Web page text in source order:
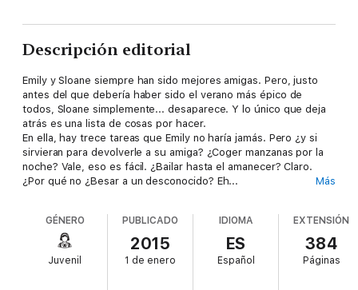
Descripción editorial
Emily y Sloane siempre han sido mejores amigas. Pero, justo
antes del que debería haber sido el verano más épico de
todos, Sloane simplemente... desaparece. Y lo único que deja
atrás es una lista de cosas por hacer.
En ella, hay trece tareas que Emily no haría jamás. Pero ¿y si
sirvieran para devolverle a su amiga? ¿Coger manzanas por la
noche? Vale, eso es fácil. ¿Bailar hasta el amanecer? Claro.
¿Por qué no ¿Besar a un desconocido? Eh...
elementos de la lista de Sloane.
¿Nadar desnuda? Espera... ¿qué?
Más
GÉNERO
Juvenil
PUBLICADO
2015
1 de enero
IDIOMA
ES
Español
EXTENSIÓN
384
Páginas